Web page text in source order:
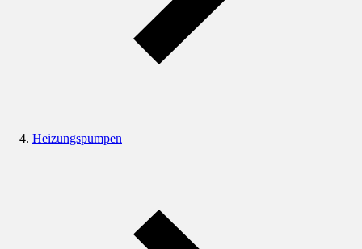
Heizungspumpen